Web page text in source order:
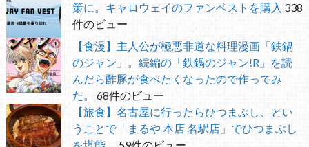
策に。キャロウェイのファンベストを購入 338
件のビュー
【食漫】主人公が極悪非道な料理漫画「鉄鍋
のジャン」。続編の「鉄鍋のジャン!R」を読
んだら酢豚が食べたくなったので作ってみ
た。
68件のビュー
【旅食】名古屋に行ったらひつまぶし、とい
うことで「まるや 本店 名駅店」でひつまぶし